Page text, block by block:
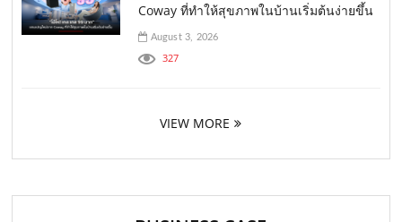
Coway ที่ทำให้สุขภาพในบ้านเริ่มต้นง่ายขึ้น
August 3, 2026
327
VIEW MORE